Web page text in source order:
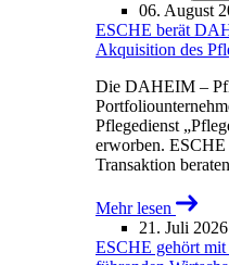
06. August
ESCHE berät
Akquisition des
Die DAHEIM –
Pflegedienst
erworben.
Transaktion
Mehr lesen
21. Juli 2026
ESCHE gehört